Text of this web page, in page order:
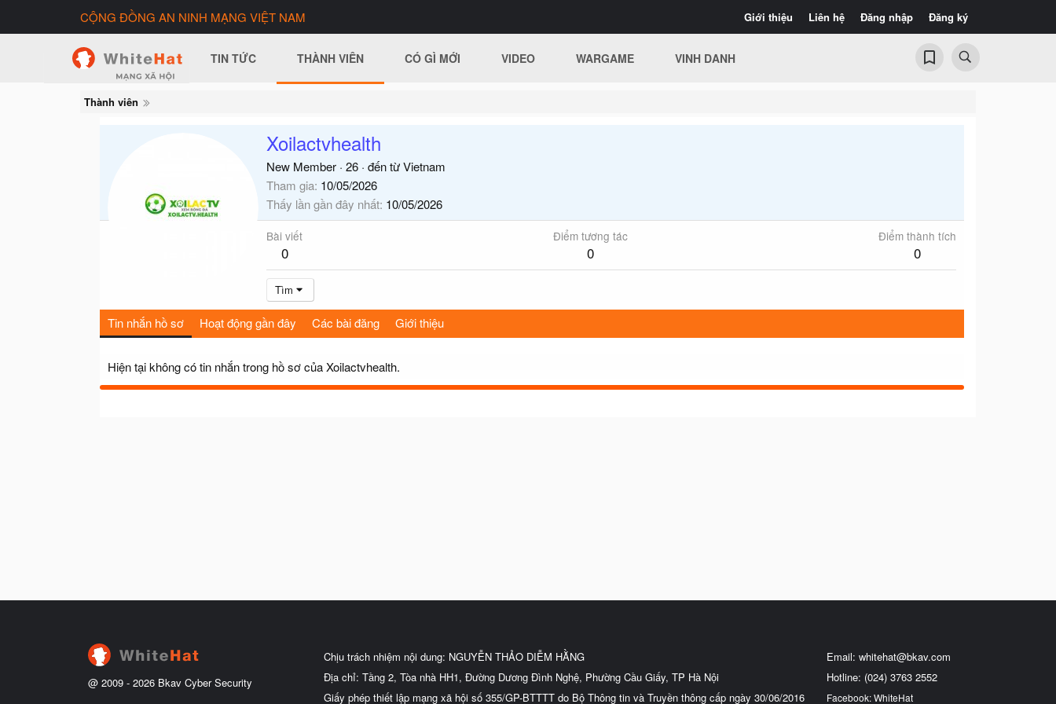
Giới thiệu Liên hệ Đăng nhập Đăng ký
CỘNG ĐỒNG AN NINH MẠNG VIỆT NAM
TIN TỨC THÀNH VIÊN CÓ GÌ MỚI VIDEO WARGAME VINH DANH
Thành viên
Xoilactvhealth
New Member · 26 · đến từVietnam
Tham gia 10/05/2026
Thấy lần gần đây nhất 10/05/2026
Bài viết
0
Điểm tương tác
0
Điểm thành tích
0
Tìm
Tin nhắn hồ sơ Hoạt động gần đây Các bài đăng Giới thiệu
Hiện tại không có tin nhắn trong hồ sơ của Xoilactvhealth.
@ 2009 - 2026 Bkav Cyber Security
Chịu trách nhiệm nội dung: NGUYỄN THẢO DIỄM HẰNG
Địa chỉ: Tầng 2, Tòa nhà HH1, Đường Dương Đình Nghệ, Phường Cầu Giấy, TP Hà Nội
Giấy phép thiết lập mạng xã hội số 355/GP-BTTTT do Bộ Thông tin và Truyền thông cấp ngày 30/06/2016
Email: whitehat@bkav.com
Hotline: (024) 3763 2552
Facebook: WhiteHat